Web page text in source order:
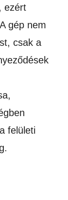
ezért
gép nem
csak a
felületi